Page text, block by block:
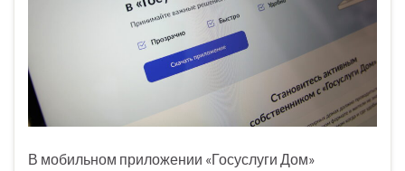
В мобильном приложении «Госуслуги Дом»